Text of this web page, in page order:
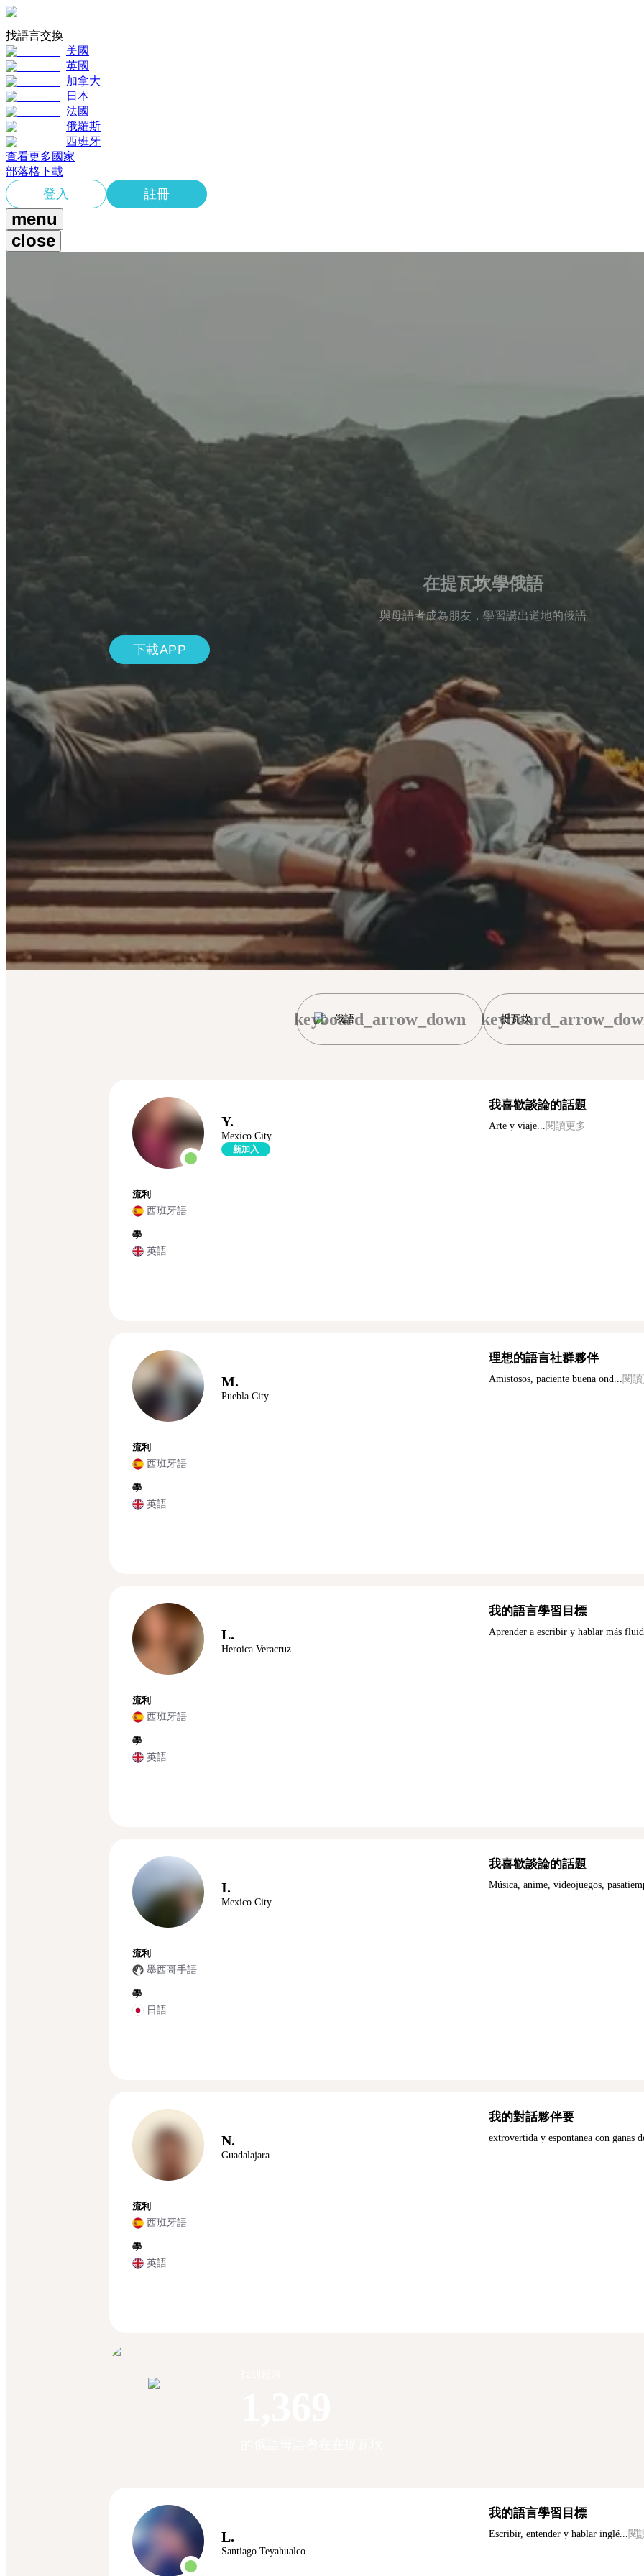
找語言交換
美國
英國
加拿大
日本
法國
俄羅斯
西班牙
查看更多國家
部落格下載
登入 註冊
menu
close
在提瓦坎學俄語
與母語者成為朋友，學習講出道地的俄語
下載APP
俄語
keyboard_arrow_down 提瓦坎
Y.
Mexico City
新加入
流利
西班牙語
學
英語
我喜歡談論的話題
Arte y viaje... 閱讀更多
M.
Puebla City
流利
西班牙語
學
英語
理想的語言社群夥伴
Amistosos, paciente buena ond... 閱
L.
Heroica Veracruz
流利
西班牙語
學
英語
我的語言學習目標
Aprender a escribir y hablar más
I.
Mexico City
流利
墨西哥手語
學
日語
我喜歡談論的話題
Música, anime, videojuegos,
N.
Guadalajara
流利
西班牙語
學
英語
我的對話夥伴要
extrovertida y espontanea con ganas
L.
Santiago Teyahualco
我的語言學習目標
Escribir, entender y hablar inglé... 閱